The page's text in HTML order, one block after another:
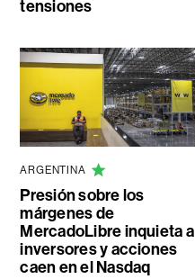
tensiones
ARGENTINA
Presión sobre los
márgenes de
MercadoLibre inquieta a
inversores y acciones
caen en el Nasdaq